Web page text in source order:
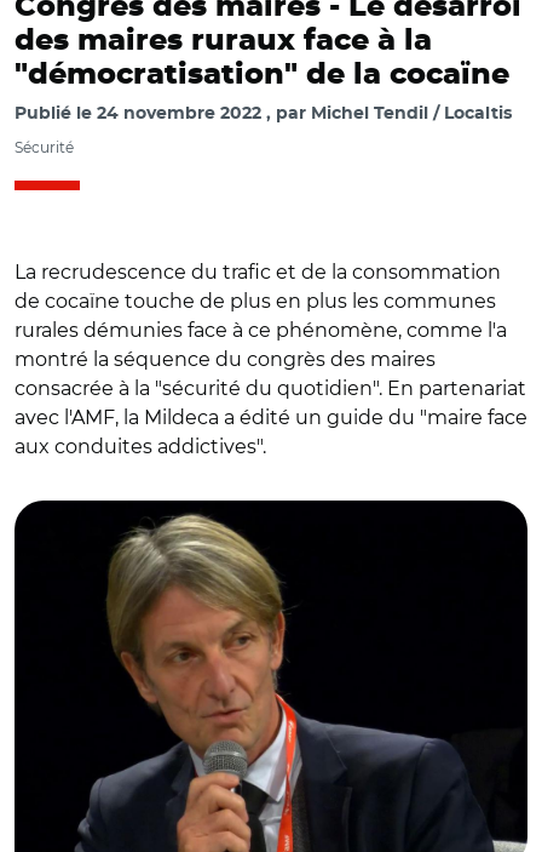
Congrès des maires - Le désarroi
des maires ruraux face à la
"démocratisation" de la cocaïne
Publié le 24 novembre 2022 par Michel Tendil / Localtis
Sécurité
La recrudescence du trafic et de la consommation
de cocaïne touche de plus en plus les communes
rurales démunies face à ce phénomène, comme l'a
montré la séquence du congrès des maires
consacrée à la "sécurité du quotidien". En partenariat
avec l'AMF, la Mildeca a édité un guide du "maire face
aux conduites addictives".